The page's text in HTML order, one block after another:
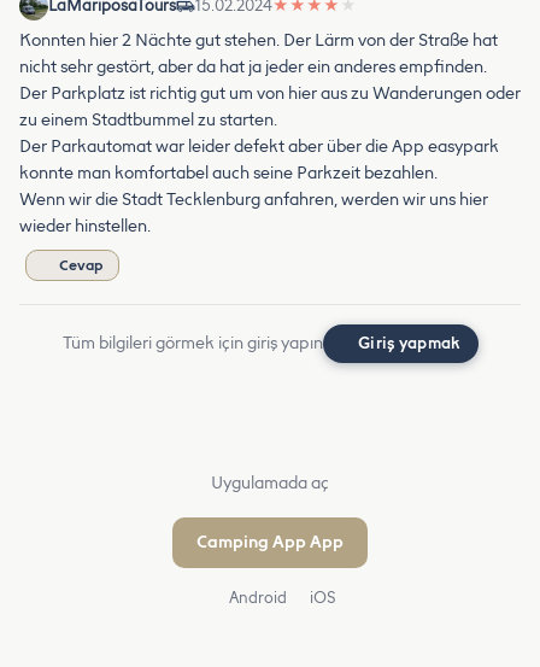
LaMariposaTours 15.02.2024★ ★ ★ ★ ★
Konnten hier 2 Nächte gut stehen. Der Lärm von der Straße hat
nicht sehr gestört, aber da hat ja jeder ein anderes empfinden.
Der Parkplatz ist richtig gut um von hier aus zu Wanderungen oder
zu einem Stadtbummel zu starten.
Der Parkautomat war leider defekt aber über die App easypark
konnte man komfortabel auch seine Parkzeit bezahlen.
Wenn wir die Stadt Tecklenburg anfahren, werden wir uns hier
wieder hinstellen.
Cevap
Tüm bilgileri görmek için giriş yapın Giriş yapmak
Uygulamada aç
Camping App App
Android iOS